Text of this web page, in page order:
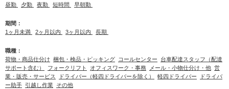
昼勤
夕勤 夜勤 短時間 早朝勤
期間：
1ヶ月未満
2ヶ月以内 3ヶ月以内 長期
職種：
荷物・商品仕分け 梱包・検品・ピッキング コールセンター
台車配達スタッフ（配達
サポート含む）
フォークリフト オフィスワーク・事務 メール・小物仕分け・他 営
業・販売・サービス
ドライバー（軽四ドライバーを除く） 軽四ドライバー
ドライバ
ー助手 引越し作業 その他